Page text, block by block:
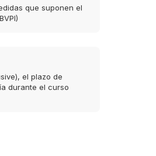
que suponen el
el plazo de
durante el curso